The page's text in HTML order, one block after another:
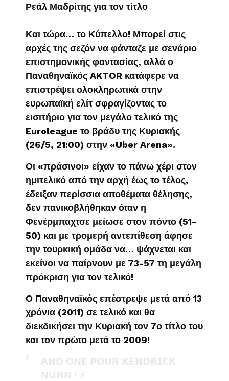
Ρεάλ Μαδρίτης για τον τίτλο
Και τώρα… το Κύπελλο! Μπορεί στις
αρχές της σεζόν να φάνταζε με σενάριο
επιστημονικής φαντασίας, αλλά ο
Παναθηναϊκός AKTOR κατάφερε να
επιστρέψει ολοκληρωτικά στην
ευρωπαϊκή ελίτ σφραγίζοντας το
εισιτήριο για τον μεγάλο τελικό της
Euroleague το βράδυ της Κυριακής
(26/5, 21:00) στην «Uber Arena».
Οι «πράσινοι» είχαν το πάνω χέρι στον
ημιτελικό από την αρχή έως το τέλος,
έδειξαν περίσσια αποθέματα θέλησης,
δεν πανικοβλήθηκαν όταν η
Φενέρμπαχτσε μείωσε στον πόντο (51-
50) και με τρομερή αντεπίθεση άφησε
την τουρκική ομάδα να… ψάχνεται και
εκείνοι να παίρνουν με 73-57 τη μεγάλη
πρόκριση για τον τελικό!
Ο Παναθηναϊκός επέστρεψε μετά από 13
χρόνια (2011) σε τελικό και θα
διεκδικήσει την Κυριακή τον 7ο τίτλο του
και τον πρώτο μετά το 2009!
𝗔𝗡𝗗 𝗢𝗡𝗘 𝗣𝗢𝗨𝗥 𝗞𝗘𝗡𝗗𝗥𝗜𝗖𝗞
𝗡𝗨𝗡𝗡 ! ⚡️